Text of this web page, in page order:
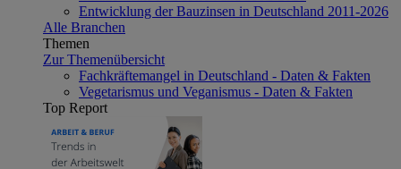
Entwicklung der Bauzinsen in Deutschland 2011-2026
Alle Branchen
Themen
Zur Themenübersicht
Fachkräftemangel in Deutschland - Daten & Fakten
Vegetarismus und Veganismus - Daten & Fakten
Top Report